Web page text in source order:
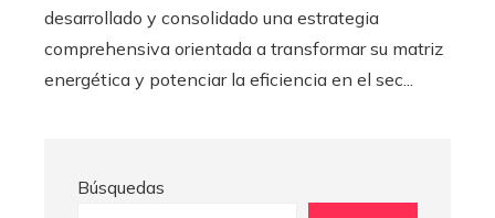
desarrollado y consolidado una estrategia
comprehensiva orientada a transformar su matriz
energética y potenciar la eficiencia en el sec...
Búsquedas